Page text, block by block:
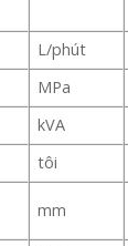
L/phút
MPa
kVA
tôi
mm